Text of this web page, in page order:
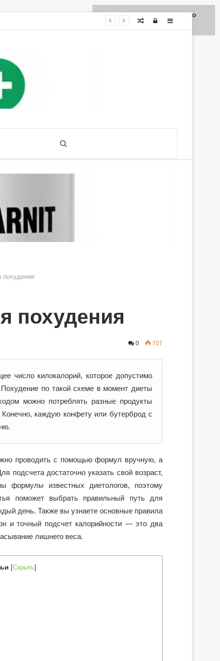
Sidebar
Log
Случайная
похудения
похудения
0 707
число килокалорий, которое допустимо
по такой схеме в момент диеты
можно потреблять разные продукты
каждую конфету или бутерброд с
проводить с помощью формул вручную, а
подсчета достаточно указать свой возраст,
формулы известных диетологов, поэтому
поможет выбрать правильный путь для
день. Также вы узнаете основные правила
и точный подсчет калорийности — это два
лишнего веса.
[Скрыть]
Для любых предложений по
сайту: diet4health@cp9.ru